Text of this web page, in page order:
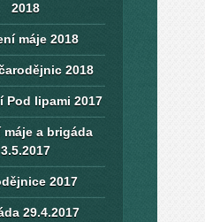
2018
máje 2018
2018
Pod lipami 2017
máje a brigáda
3.5.2017
2017
29.4.2017